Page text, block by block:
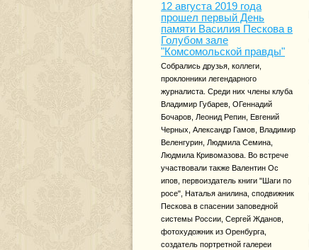
12 августа 2019 года
прошел первый День
памяти Василия Пескова в
Голубом зале
"Комсомольской правды"
Собрались друзья, коллеги,
проклонники легендарного
журналиста. Среди них члены клуба
Владимир Губарев, ОГеннадий
Бочаров, Леонид Репин, Евгений
Черных, Александр Гамов, Владимир
Веленгурин, Людмила Семина,
Людмила Кривомазова. Во встрече
участвовали также Валентин Ос
ипов, первоиздатель книги "Шаги по
росе", Наталья анилина, сподвижник
Пескова в спасении заповедной
системы России, Сергей Жданов,
фотохудожник из Оренбурга,
создатель портретной галереи